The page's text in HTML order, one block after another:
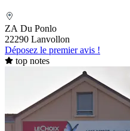
ZA Du Ponlo
22290 Lanvollon
Déposez le premier avis !
top notes